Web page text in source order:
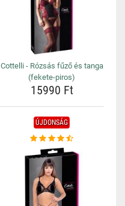
Cottelli - Rózsás fűző és tanga
(fekete-piros)
15990 Ft
ÚJDONSÁG